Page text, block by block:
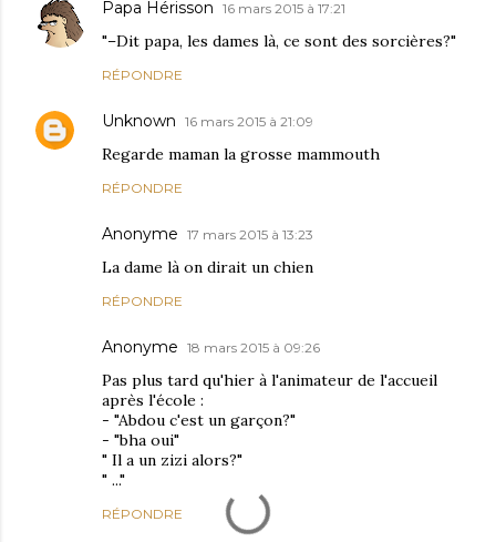
Papa Hérisson 16 mars 2015 à 17:21
"–Dit papa, les dames là, ce sont des sorcières?"
RÉPONDRE
Unknown 16 mars 2015 à 21:09
Regarde maman la grosse mammouth
RÉPONDRE
Anonyme 17 mars 2015 à 13:23
La dame là on dirait un chien
RÉPONDRE
Anonyme 18 mars 2015 à 09:26
Pas plus tard qu'hier à l'animateur de l'accueil
après l'école :
- "Abdou c'est un garçon?"
- "bha oui"
" Il a un zizi alors?"
" ..."
RÉPONDRE